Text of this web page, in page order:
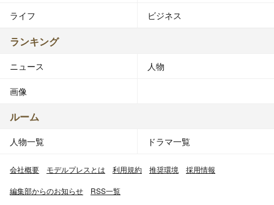
ライフ ビジネス
ランキング
ニュース 人物
画像
ルーム
人物一覧 ドラマ一覧
会社概要 モデルプレスとは 利用規約 推奨環境 採用情報
編集部からのお知らせ RSS一覧